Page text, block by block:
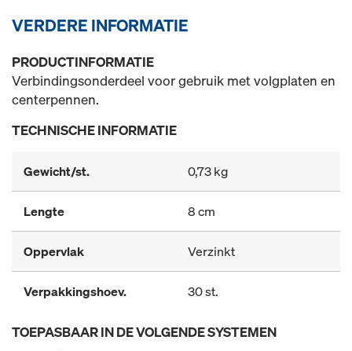
VERDERE INFORMATIE
PRODUCTINFORMATIE
Verbindingsonderdeel voor gebruik met volgplaten en
centerpennen.
TECHNISCHE INFORMATIE
Gewicht/st. 0,73 kg
Lengte 8 cm
Oppervlak Verzinkt
Verpakkingshoev. 30 st.
TOEPASBAAR IN DE VOLGENDE SYSTEMEN